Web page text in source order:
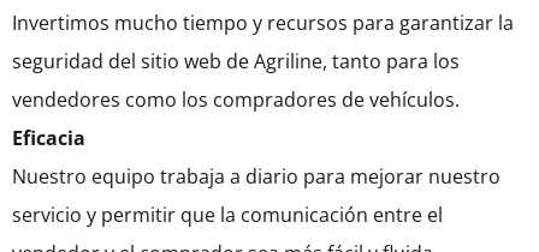
Invertimos mucho tiempo y recursos para garantizar la
seguridad del sitio web de Agriline, tanto para los
vendedores como los compradores de vehículos.
Eficacia
Nuestro equipo trabaja a diario para mejorar nuestro
servicio y permitir que la comunicación entre el